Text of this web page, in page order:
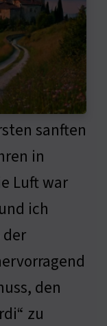
sanften
in
Luft war
ich
den
zu